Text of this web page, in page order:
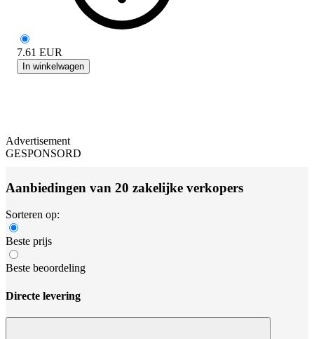
7.61 EUR
In winkelwagen
Advertisement
GESPONSORD
Aanbiedingen van 20 zakelijke verkopers
Sorteren op:
Beste prijs
Beste beoordeling
Directe levering